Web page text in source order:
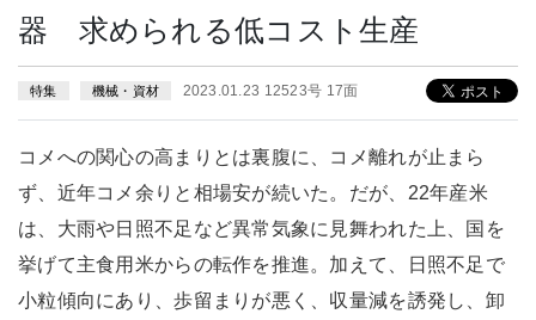
器 求められる低コスト生産
特集 機械・資材 2023.01.23 12523号 17面
コメへの関心の高まりとは裏腹に、コメ離れが止まら
ず、近年コメ余りと相場安が続いた。だが、22年産米
は、大雨や日照不足など異常気象に見舞われた上、国を
挙げて主食用米からの転作を推進。加えて、日照不足で
小粒傾向にあり、歩留まりが悪く、収量減を誘発し、卸